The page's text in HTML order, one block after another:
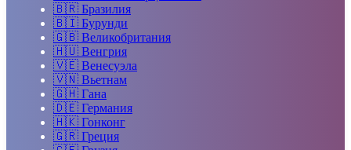
🇧🇷 Бразилия
🇧🇮 Бурунди
🇬🇧 Великобритания
🇭🇺 Венгрия
🇻🇪 Венесуэла
🇻🇳 Вьетнам
🇬🇭 Гана
🇩🇪 Германия
🇭🇰 Гонконг
🇬🇷 Греция